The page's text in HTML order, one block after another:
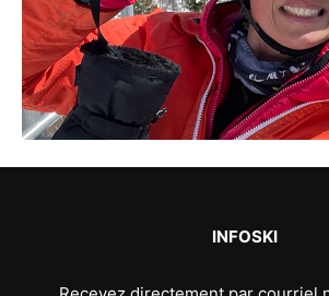
INFOSKI